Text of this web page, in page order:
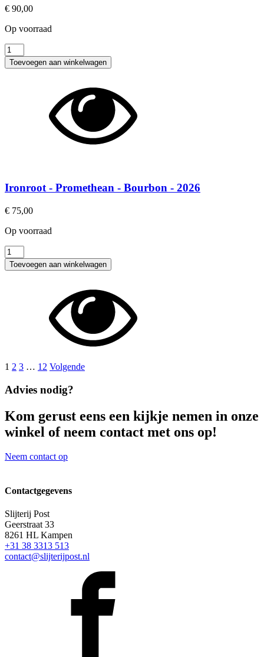
€ 90,00
Op voorraad
Ironroot
-
Harbinger
Toevoegen aan winkelwagen
Ironroot - Promethean - Bourbon - 2026
€ 75,00
Op voorraad
Ironroot
-
Promethean
Toevoegen aan winkelwagen
1 2 3 … 12 Volgende
Advies nodig?
Kom gerust eens een kijkje nemen in onze
winkel of neem contact met ons op!
Neem contact op
Contactgegevens
Slijterij Post
Geerstraat 33
8261 HL Kampen
+31 38 3313 513
contact@slijterijpost.nl